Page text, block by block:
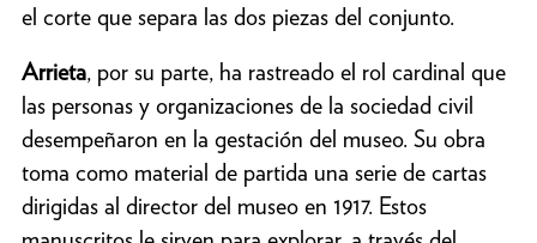
el corte que separa las dos piezas del conjunto.
Arrieta, por su parte, ha rastreado el rol cardinal que
las personas y organizaciones de la sociedad civil
desempeñaron en la gestación del museo. Su obra
toma como material de partida una serie de cartas
dirigidas al director del museo en 1917. Estos